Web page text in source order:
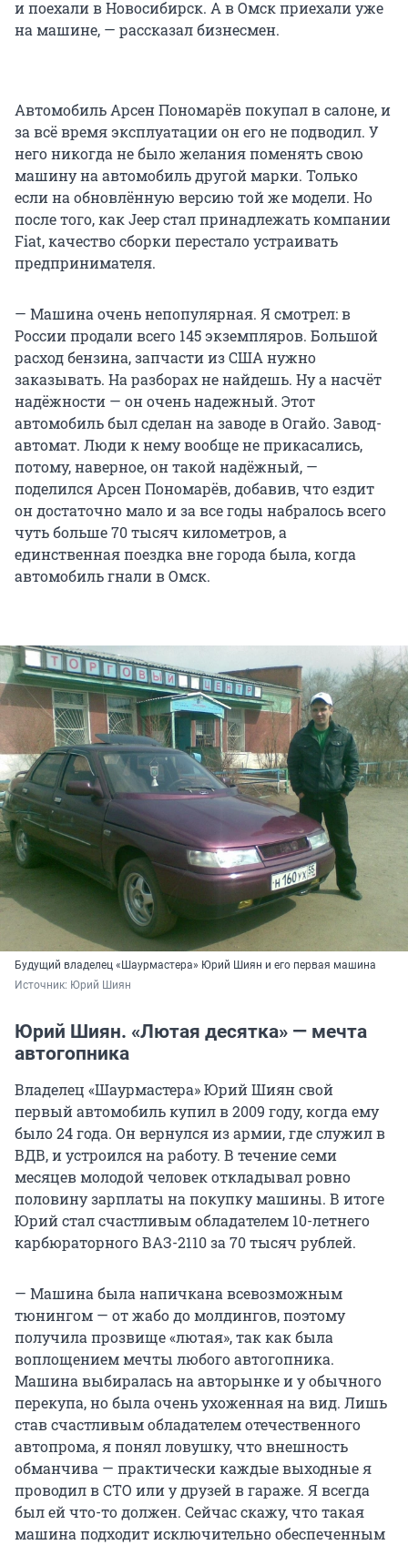
и поехали в Новосибирск. А в Омск приехали уже
на машине, — рассказал бизнесмен.
Автомобиль Арсен Пономарёв покупал в салоне, и
за всё время эксплуатации он его не подводил. У
него никогда не было желания поменять свою
машину на автомобиль другой марки. Только
если на обновлённую версию той же модели. Но
после того, как Jeep стал принадлежать компании
Fiat, качество сборки перестало устраивать
предпринимателя.
— Машина очень непопулярная. Я смотрел: в
России продали всего 145 экземпляров. Большой
расход бензина, запчасти из США нужно
заказывать. На разборах не найдешь. Ну а насчёт
надёжности — он очень надежный. Этот
автомобиль был сделан на заводе в Огайо. Завод-
автомат. Люди к нему вообще не прикасались,
потому, наверное, он такой надёжный, —
поделился Арсен Пономарёв, добавив, что ездит
он достаточно мало и за все годы набралось всего
чуть больше 70 тысяч километров, а
единственная поездка вне города была, когда
автомобиль гнали в Омск.
Будущий владелец «Шаурмастера» Юрий Шиян и его первая машина
Источник: Юрий Шиян
Юрий Шиян. «Лютая десятка» — мечта
автогопника
Владелец «Шаурмастера» Юрий Шиян свой
первый автомобиль купил в 2009 году, когда ему
было 24 года. Он вернулся из армии, где служил в
ВДВ, и устроился на работу. В течение семи
месяцев молодой человек откладывал ровно
половину зарплаты на покупку машины. В итоге
Юрий стал счастливым обладателем 10-летнего
карбюраторного ВАЗ-2110 за 70 тысяч рублей.
— Машина была напичкана всевозможным
тюнингом — от жабо до молдингов, поэтому
получила прозвище «лютая», так как была
воплощением мечты любого автогопника.
Машина выбиралась на авторынке и у обычного
перекупа, но была очень ухоженная на вид. Лишь
став счастливым обладателем отечественного
автопрома, я понял ловушку, что внешность
обманчива — практически каждые выходные я
проводил в СТО или у друзей в гараже. Я всегда
был ей что-то должен. Сейчас скажу, что такая
машина подходит исключительно обеспеченным